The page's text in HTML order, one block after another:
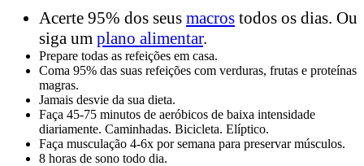
Acerte 95% dos seus macros todos os dias. Ou
siga um plano alimentar.
Prepare todas as refeições em casa.
Coma 95% das suas refeições com verduras, frutas e proteínas
magras.
Jamais desvie da sua dieta.
Faça 45-75 minutos de aeróbicos de baixa intensidade
diariamente. Caminhadas. Bicicleta. Elíptico.
Faça musculação 4-6x por semana para preservar músculos.
8 horas de sono todo dia.